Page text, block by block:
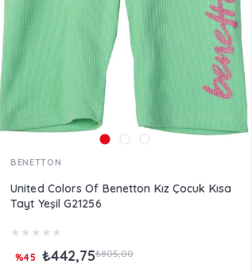
BENETTON
United Colors Of Benetton Kız Çocuk Kısa
Tayt Yeşil G21256
★ ★ ★ ★ ★
₺442,75₺805,00
%45